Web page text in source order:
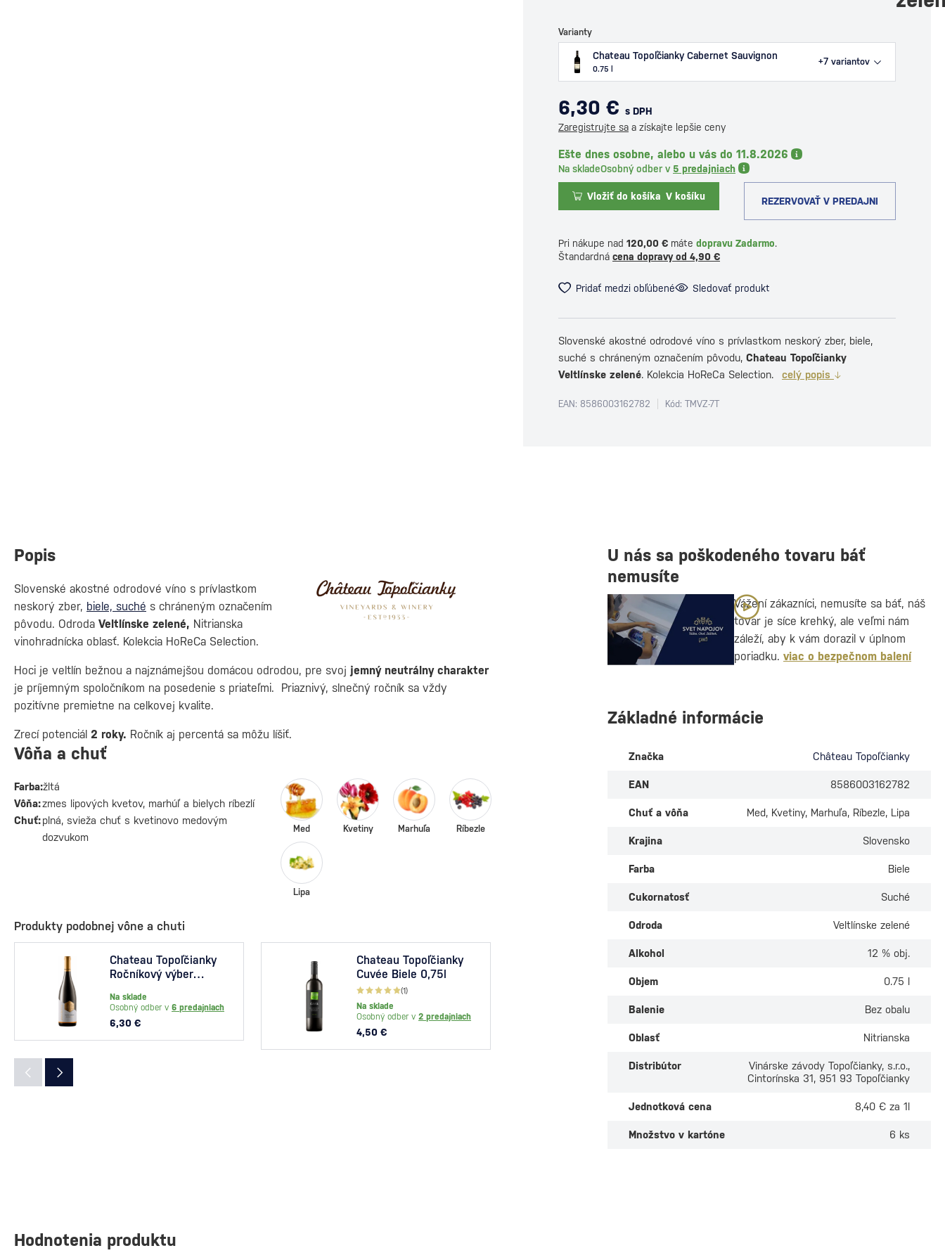
Varianty
Chateau Topoľčianky Cabernet Sauvignon
0.75 l
+7 variantov
6,30 € s DPH
Zaregistrujte sa a získajte lepšie ceny
Ešte dnes osobne, alebo u vás do 11.8.2026
Na skladeOsobný odber v 5 predajniach
Vložiť do košíka V košíku REZERVOVAŤ V PREDAJNI
Pri nákupe nad 120,00 € máte dopravu Zadarmo.
Štandardná cena dopravy od 4,90 €
Pridať medzi obľúbené Sledovať produkt
Slovenské akostné odrodové víno s prívlastkom neskorý zber, biele,
suché s chráneným označením pôvodu, Chateau Topoľčianky
Veltlínske zelené. Kolekcia HoReCa Selection. celý popis
EAN: 8586003162782 Kód: TMVZ-7T
Popis
Slovenské akostné odrodové víno s prívlastkom
neskorý zber, biele, suché s chráneným označením
pôvodu. Odroda Veltlínske zelené, Nitrianska
vinohradnícka oblasť. Kolekcia HoReCa Selection.
Hoci je veltlín bežnou a najznámejšou domácou odrodou, pre svoj jemný neutrálny charakter
je príjemným spoločníkom na posedenie s priateľmi. Priaznivý, slnečný ročník sa vždy
pozitívne premietne na celkovej kvalite.
Zrecí potenciál 2 roky. Ročník aj percentá sa môžu líšiť.
Vôňa a chuť
Farba:žltá
Vôňa:zmes lipových kvetov, marhúľ a bielych ríbezlí
Chuť:plná, svieža chuť s kvetinovo medovým
dozvukom
Med Kvetiny Marhuľa Ríbezle
Lipa
Produkty podobnej vône a chuti
Chateau Topoľčianky
Ročníkový výber
Na sklade
Osobný odber v 6 predajniach
6,30 €
Chateau Topoľčianky
Cuvée Biele 0,75l
(1)
Na sklade
Osobný odber v 2 predajniach
4,50 €
Chateau Topoľčianky
Chateau Noir Devín
Osobný odber v
Chateau
Chateau Noir Irsai
Oliver 0,75l
Osobný odber v
U nás sa poškodeného tovaru báť
nemusíte
Vážení zákazníci, nemusíte sa báť, náš
tovar je síce krehký, ale veľmi nám
záleží, aby k vám dorazil v úplnom
poriadku. viac o bezpečnom balení
Základné informácie
Značka Château Topoľčianky
EAN 8586003162782
Chuť a vôňa Med, Kvetiny, Marhuľa, Ríbezle, Lipa
Krajina Slovensko
Farba Biele
Cukornatosť Suché
Odroda Veltlínske zelené
Alkohol 12 % obj.
Objem 0.75 l
Balenie Bez obalu
Oblasť Nitrianska
Distribútor
Vinárske závody Topoľčianky, s.r.o.,
Cintorínska 31, 951 93 Topoľčianky
Jednotková cena 8,40 € za 1l
Množstvo v kartóne 6 ks
Hodnotenia produktu